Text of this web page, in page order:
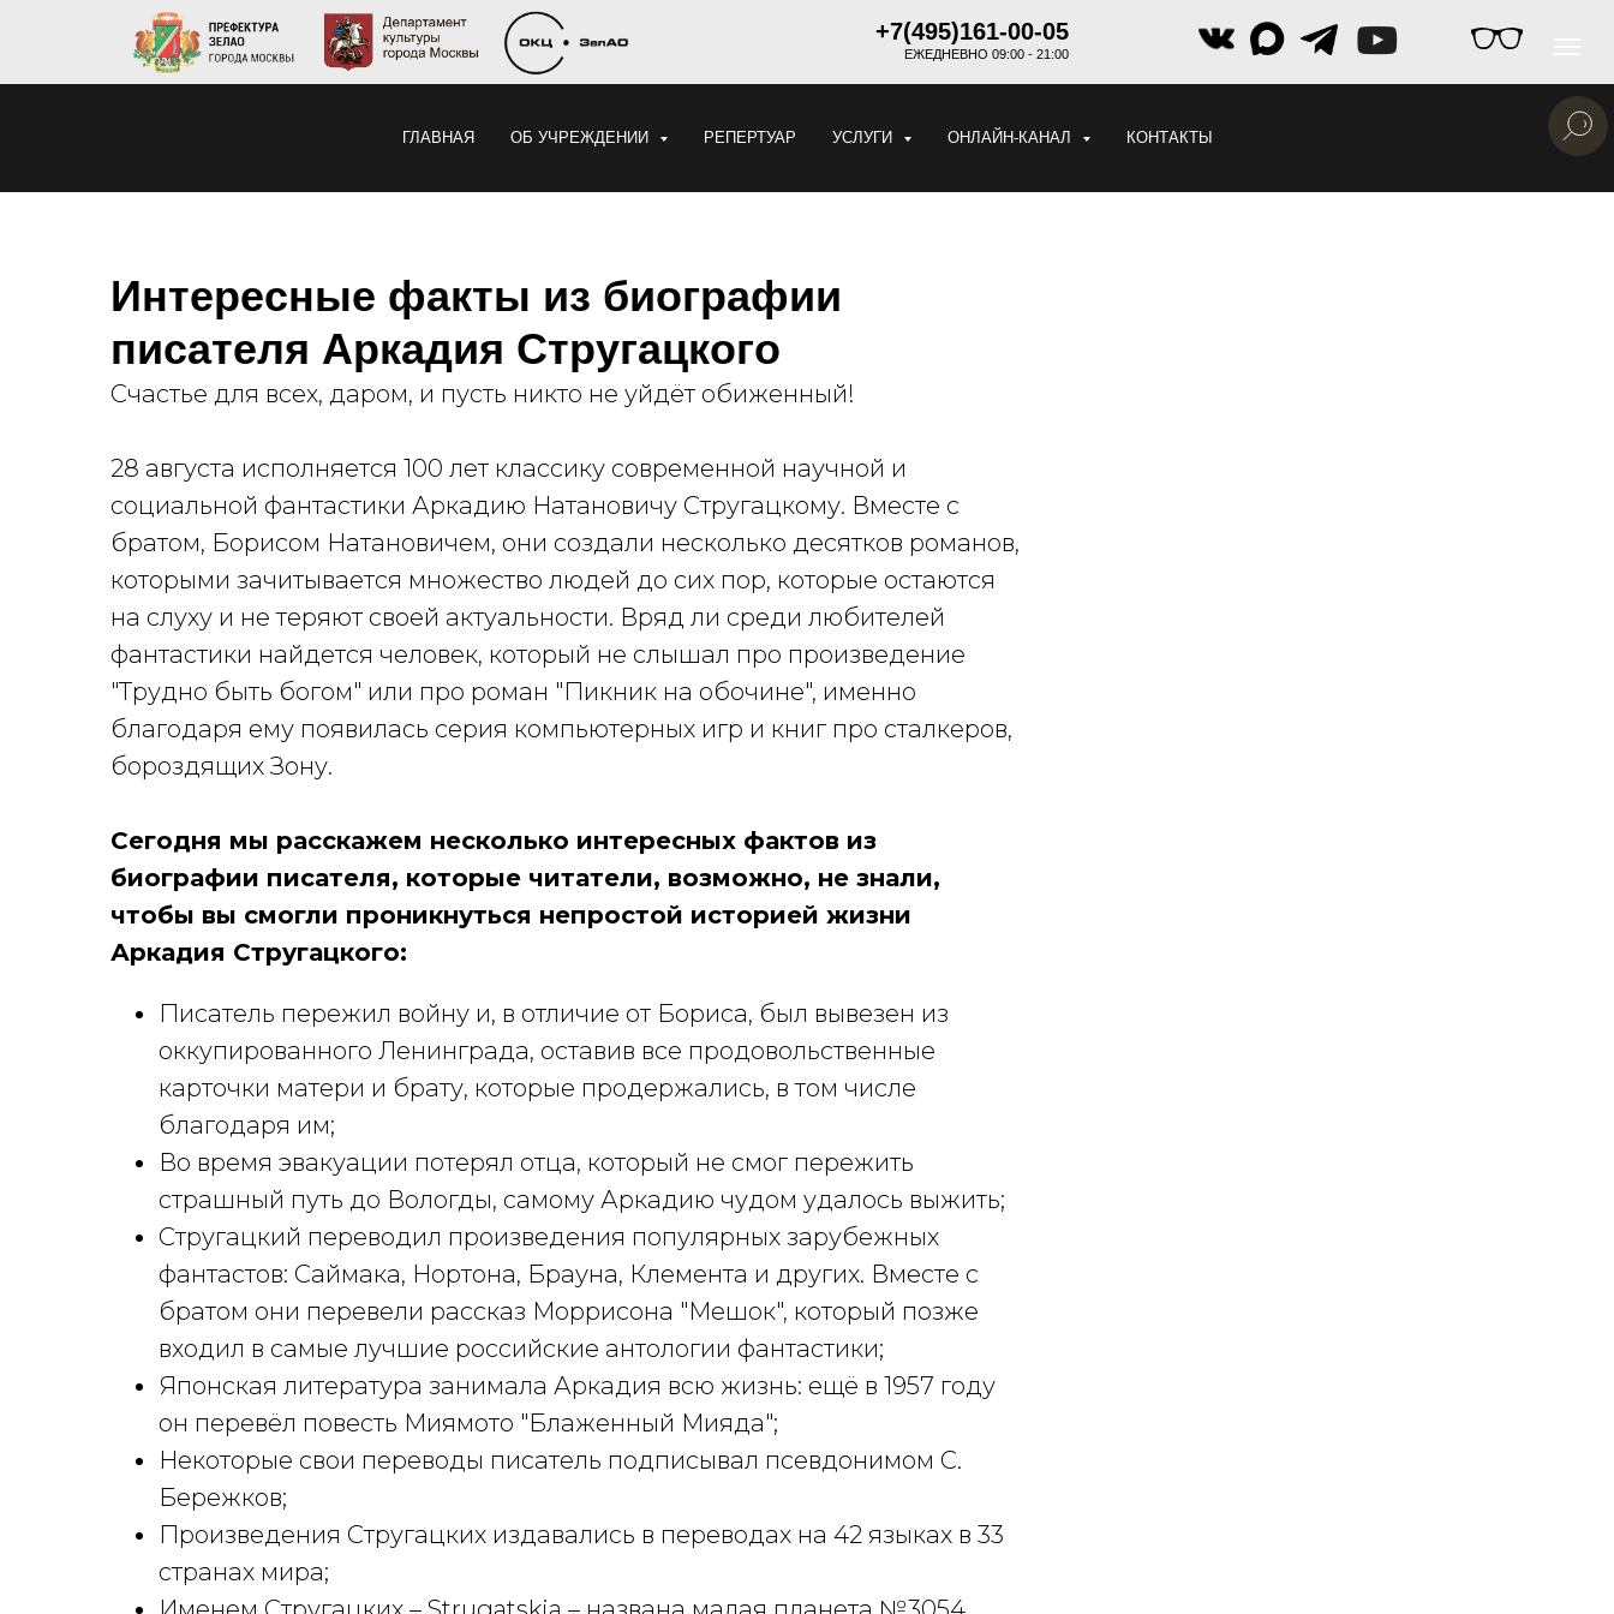
+7(495)161-00-05
ЕЖЕДНЕВНО 09:00 - 21:00
ГЛАВНАЯ ОБ УЧРЕЖДЕНИИ РЕПЕРТУАР УСЛУГИ ОНЛАЙН-КАНАЛ КОНТАКТЫ
Интересные факты из биографии
писателя Аркадия Стругацкого
Счастье для всех, даром, и пусть никто не уйдёт обиженный!
28 августа исполняется 100 лет классику современной научной и
социальной фантастики Аркадию Натановичу Стругацкому. Вместе с
братом, Борисом Натановичем, они создали несколько десятков романов,
которыми зачитывается множество людей до сих пор, которые остаются
на слуху и не теряют своей актуальности. Вряд ли среди любителей
фантастики найдется человек, который не слышал про произведение
"Трудно быть богом" или про роман "Пикник на обочине", именно
благодаря ему появилась серия компьютерных игр и книг про сталкеров,
бороздящих Зону.
Сегодня мы расскажем несколько интересных фактов из
биографии писателя, которые читатели, возможно, не знали,
чтобы вы смогли проникнуться непростой историей жизни
Аркадия Стругацкого:
Писатель пережил войну и, в отличие от Бориса, был вывезен из
оккупированного Ленинграда, оставив все продовольственные
карточки матери и брату, которые продержались, в том числе
благодаря им;
Во время эвакуации потерял отца, который не смог пережить
страшный путь до Вологды, самому Аркадию чудом удалось выжить;
Стругацкий переводил произведения популярных зарубежных
фантастов: Саймака, Нортона, Брауна, Клемента и других. Вместе с
братом они перевели рассказ Моррисона "Мешок", который позже
входил в самые лучшие российские антологии фантастики;
Японская литература занимала Аркадия всю жизнь: ещё в 1957 году
он перевёл повесть Миямото "Блаженный Мияда";
Некоторые свои переводы писатель подписывал псевдонимом С.
Бережков;
Произведения Стругацких издавались в переводах на 42 языках в 33
странах мира;